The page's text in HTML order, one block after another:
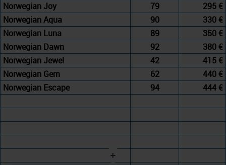
Norwegian Joy
79
295 €
Norwegian Aqua
90
330 €
Norwegian Luna
89
350 €
Norwegian Dawn
92
380 €
Norwegian Jewel
42
415 €
Norwegian Gem
62
440 €
Norwegian Escape
94 444 €
+